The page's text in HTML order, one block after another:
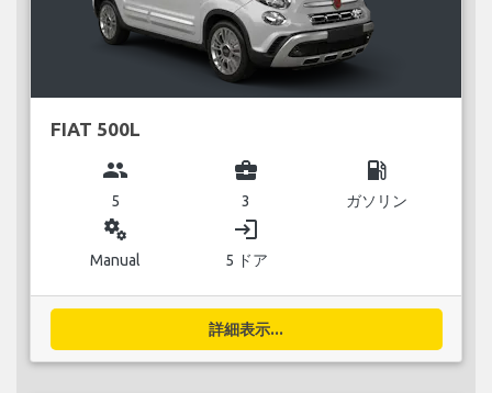
FIAT 500L
group
5
business_center
3
local_gas_station
ガソリン
miscellaneous_services
Manual
login
5 ドア
詳細表示...